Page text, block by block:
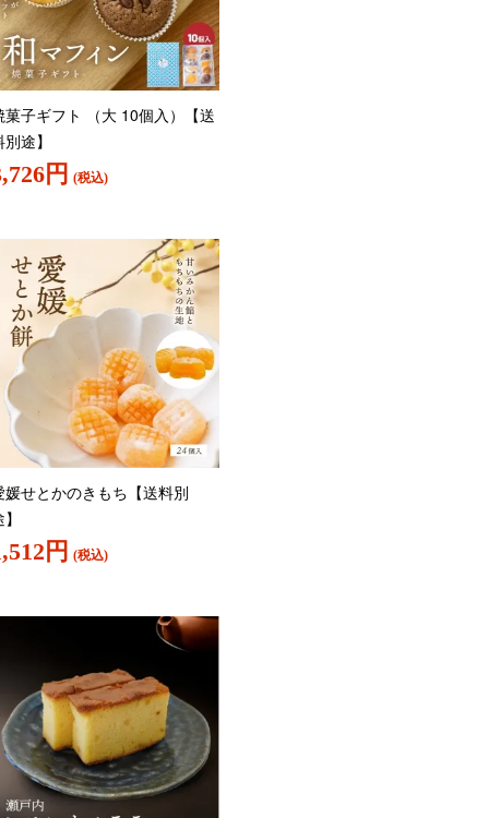
菓子ギフト （大 10個入）【送
途】
円 (税込)
媛せとかのきもち【送料別
円 (税込)